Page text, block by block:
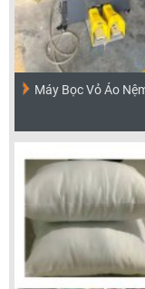
Máy Bọc Vỏ Áo